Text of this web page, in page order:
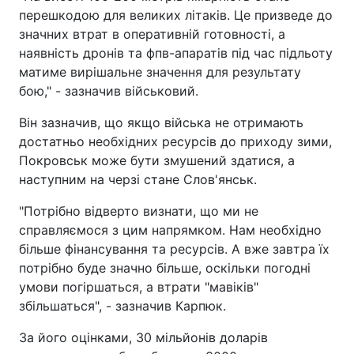
перешкодою для великих літаків. Це призведе до
значних втрат в оперативній готовності, а
наявність дронів та фпв-апаратів під час підльоту
матиме вирішальне значення для результату
бою," - зазначив військовий.
Він зазначив, що якщо війська не отримають
достатньо необхідних ресурсів до приходу зими,
Покровськ може бути змушений здатися, а
наступним на черзі стане Слов'янськ.
"Потрібно відверто визнати, що ми не
справляємося з цим напрямком. Нам необхідно
більше фінансування та ресурсів. А вже завтра їх
потрібно буде значно більше, оскільки погодні
умови погіршаться, а втрати "мавіків"
збільшаться", - зазначив Карпюк.
За його оцінками, 30 мільйонів доларів